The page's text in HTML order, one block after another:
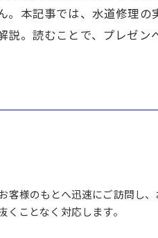
本記事では、水道修理
。読むことで、プレゼン
様のもとへ迅速にご訪問し
ことなく対応します。